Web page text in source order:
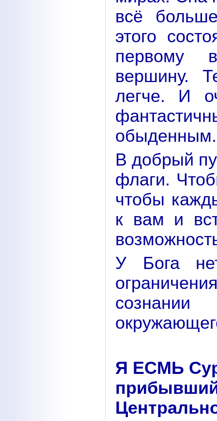
всё
этого
первому
вершину.
легче. И
обыденным.
В добрый
флаги.
чтобы
к вам и
У Бога
Я ЕСМЬ